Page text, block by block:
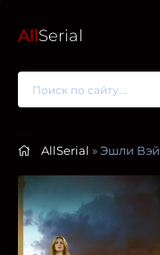
AllSerial
AllSerial » Эшли Вэй